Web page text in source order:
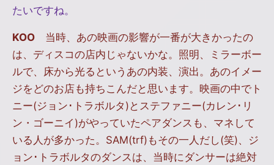
たいですね。
KOO 当時、あの映画の影響が一番が大きかったの
は、ディスコの店内じゃないかな。照明、ミラーボー
ルで、床から光るというあの内装、演出。あのイメー
ジをどのお店も持ちこんだと思います。映画の中でト
ニー(ジョン･トラボルタ)とステファニー(カレン･リ
ン・ゴーニイ)がやっていたペアダンスも、マネして
いる人が多かった。SAM(trf)もその一人だし(笑)、ジ
ョン･トラボルタのダンスは、当時にダンサーは絶対